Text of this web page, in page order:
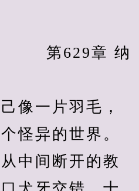
一片羽毛，
怪异的世界。
间断开的教